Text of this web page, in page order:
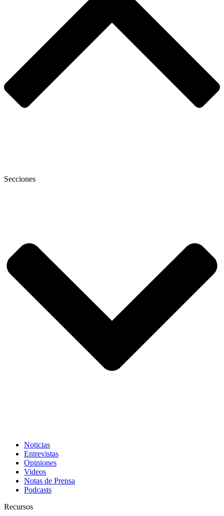
Secciones
Noticias
Entrevistas
Opiniones
Videos
Notas de Prensa
Podcasts
Recursos